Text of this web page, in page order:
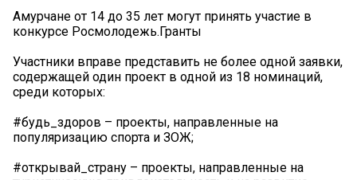
Амурчане от 14 до 35 лет могут принять участие в
конкурсе Росмолодежь.Гранты
Участники вправе представить не более одной заявки,
содержащей один проект в одной из 18 номинаций,
среди которых:
#будь_здоров – проекты, направленные на
популяризацию спорта и ЗОЖ;
#открывай_страну – проекты, направленные на